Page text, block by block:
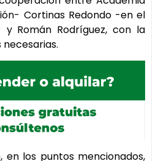
Cortinas Redondo -en el
Román Rodríguez, con la
en los puntos mencionados,